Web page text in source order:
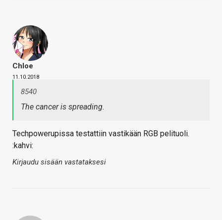
Chloe
11.10.2018
8540
The cancer is spreading.
Techpowerupissa testattiin vastikään RGB pelituoli.
:kahvi:
Kirjaudu sisään vastataksesi